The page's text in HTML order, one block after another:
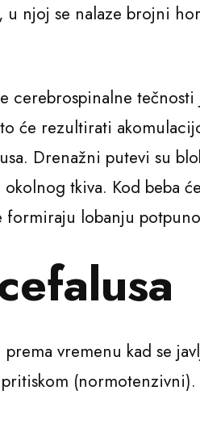
u njoj se nalaze brojni
cerebrospinalne
će rezultirati
Drenažni putevi su
tkiva. Kod beba
formiraju lobanju
vremenu kad se